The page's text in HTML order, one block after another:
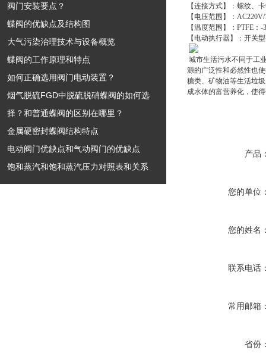
阀门安装要点？
蝶阀的优缺点及结构图
大气污染治理技术与设备概览
蝶阀的工作原理和特点
如何正确选用阀门电动装置？
烟气脱硫FGD中脱硫脱硝蝶阀的如何选
择？和普通蝶阀的区别在哪里？
金属硬密封蝶阀结构特点
电动阀门优缺点和气动阀门的优缺点
饱和蒸汽和饱和蒸汽压力对照表和关系
【连接方式】：螺纹、
【电压范围】：
【温度范围】：PTFE
【电动执行器】：开关
城市生活污水不同于工
源的广泛性和必然性也
糖类、矿物油等生活垃
成水体的富营养化，使
产品
您的单位
您的姓名
联系电话
常用邮箱
省份